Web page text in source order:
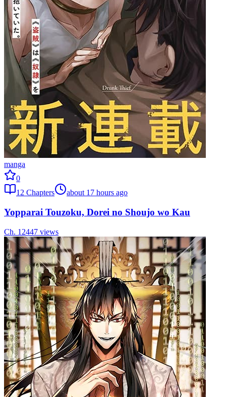
manga
0
12 Chapters about 17 hours ago
Yopparai Touzoku, Dorei no Shoujo wo Kau
Ch. 12447 views